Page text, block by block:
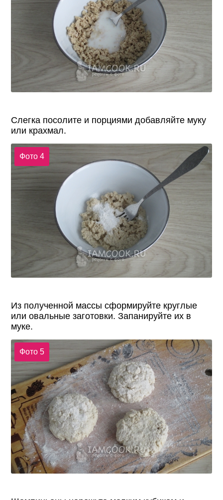
Слегка посолите и порциями добавляйте муку
или крахмал.
Фото 4
Из полученной массы сформируйте круглые
или овальные заготовки. Запанируйте их в
муке.
Фото 5